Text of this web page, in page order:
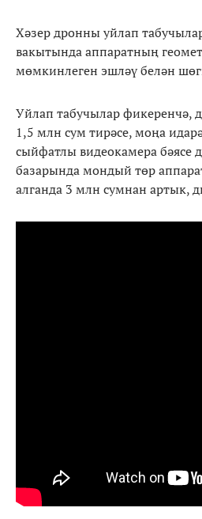
Хәзер дронны уйлап
вакытында аппаратның
мөмкинлеген эшләү белән
Уйлап табучылар фикеренчә,
1,5 млн сум тирәсе, моңа
сыйфатлы видеокамера бәясе
базарында мондый төр
алганда 3 млн сумнан артык,